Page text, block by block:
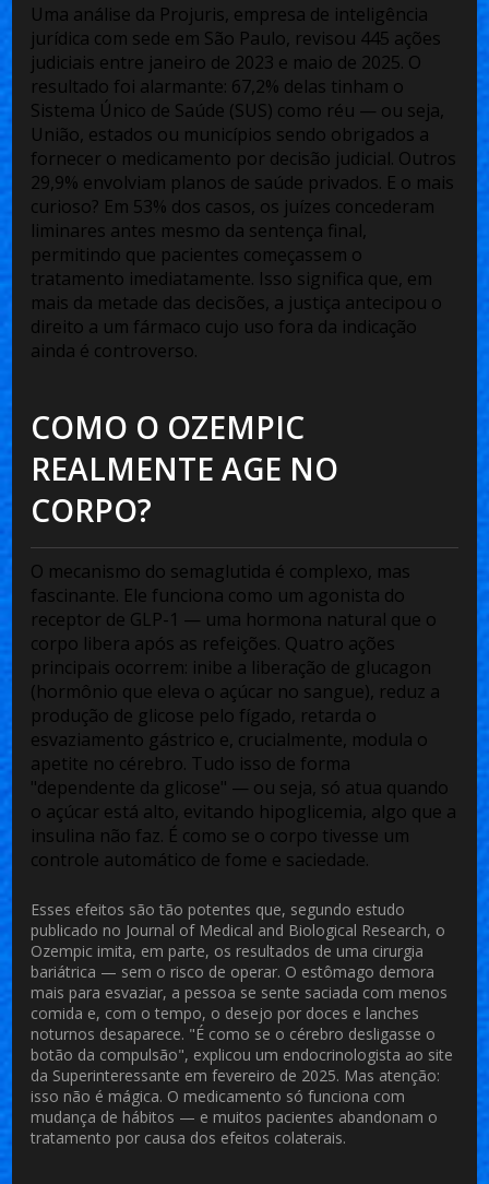
Uma análise da Projuris, empresa de inteligência
jurídica com sede em São Paulo, revisou 445 ações
judiciais entre janeiro de 2023 e maio de 2025. O
resultado foi alarmante: 67,2% delas tinham o
Sistema Único de Saúde (SUS) como réu — ou seja,
União, estados ou municípios sendo obrigados a
fornecer o medicamento por decisão judicial. Outros
29,9% envolviam planos de saúde privados. E o mais
curioso? Em 53% dos casos, os juízes concederam
liminares antes mesmo da sentença final,
permitindo que pacientes começassem o
tratamento imediatamente. Isso significa que, em
mais da metade das decisões, a justiça antecipou o
direito a um fármaco cujo uso fora da indicação
ainda é controverso.
COMO O OZEMPIC
REALMENTE AGE NO
CORPO?
O mecanismo do semaglutida é complexo, mas
fascinante. Ele funciona como um agonista do
receptor de GLP-1 — uma hormona natural que o
corpo libera após as refeições. Quatro ações
principais ocorrem: inibe a liberação de glucagon
(hormônio que eleva o açúcar no sangue), reduz a
produção de glicose pelo fígado, retarda o
esvaziamento gástrico e, crucialmente, modula o
apetite no cérebro. Tudo isso de forma
"dependente da glicose" — ou seja, só atua quando
o açúcar está alto, evitando hipoglicemia, algo que a
insulina não faz. É como se o corpo tivesse um
controle automático de fome e saciedade.
Esses efeitos são tão potentes que, segundo estudo
publicado no Journal of Medical and Biological Research, o
Ozempic imita, em parte, os resultados de uma cirurgia
bariátrica — sem o risco de operar. O estômago demora
mais para esvaziar, a pessoa se sente saciada com menos
comida e, com o tempo, o desejo por doces e lanches
noturnos desaparece. "É como se o cérebro desligasse o
botão da compulsão", explicou um endocrinologista ao site
da Superinteressante em fevereiro de 2025. Mas atenção:
isso não é mágica. O medicamento só funciona com
mudança de hábitos — e muitos pacientes abandonam o
tratamento por causa dos efeitos colaterais.